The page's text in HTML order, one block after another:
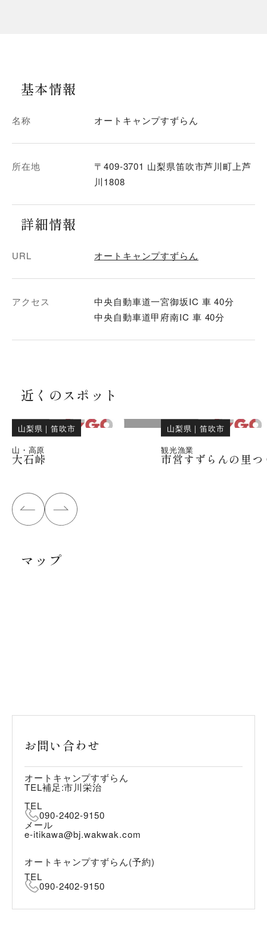
基本情報
名称 オートキャンプすずらん
所在地
〒409-3701 山梨県笛吹市芦川町上芦
川1808
詳細情報
URL オートキャンプすずらん
アクセス
中央自動車道一宮御坂IC 車 40分
中央自動車道甲府南IC 車 40分
近くのスポット
山梨県 ｜笛吹市
山・高原
大石峠
山梨県 ｜笛吹市
観光漁業
市営すずらんの里つ
マップ
お問い合わせ
オートキャンプすずらん
TEL補足:市川栄治
TEL
090-2402-9150
メール
e-itikawa@bj.wakwak.com
オートキャンプすずらん(予約)
TEL
090-2402-9150